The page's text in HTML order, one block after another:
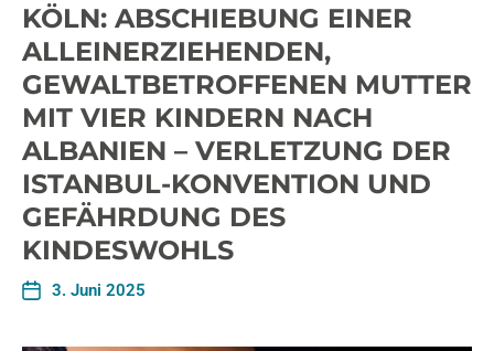
KÖLN: ABSCHIEBUNG EINER
ALLEINERZIEHENDEN,
GEWALTBETROFFENEN MUTTER
MIT VIER KINDERN NACH
ALBANIEN – VERLETZUNG DER
ISTANBUL-KONVENTION UND
GEFÄHRDUNG DES
KINDESWOHLS
3. Juni 2025